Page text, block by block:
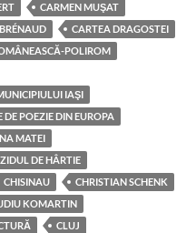
CARMEN MUŞAT
CARTEA DRAGOSTEI
POLIROM
IAŞI
DE POEZIE DIN EUROPA
MATEI
DE HÂRTIE
CHISINAU
CHRISTIAN SCHENK
KOMARTIN
CLUJ